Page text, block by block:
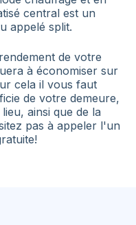
central est un
appelé split.
de votre
à économiser sur
cela il vous faut
de votre demeure,
ainsi que de la
pas à appeler l'un